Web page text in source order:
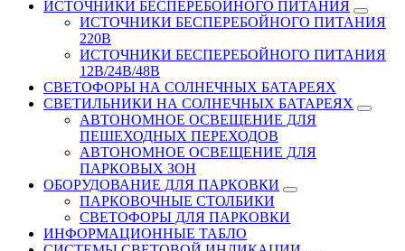
ИСТОЧНИКИ БЕСПЕРЕБОЙНОГО ПИТАНИЯ
ИСТОЧНИКИ БЕСПЕРЕБОЙНОГО ПИТАНИЯ
220В
ИСТОЧНИКИ БЕСПЕРЕБОЙНОГО ПИТАНИЯ
12В/24В/48В
СВЕТОФОРЫ НА СОЛНЕЧНЫХ БАТАРЕЯХ
СВЕТИЛЬНИКИ НА СОЛНЕЧНЫХ БАТАРЕЯХ
АВТОНОМНОЕ ОСВЕЩЕНИЕ ДЛЯ
ПЕШЕХОДНЫХ ПЕРЕХОДОВ
АВТОНОМНОЕ ОСВЕЩЕНИЕ ДЛЯ
ПАРКОВЫХ ЗОН
ОБОРУДОВАНИЕ ДЛЯ ПАРКОВКИ
ПАРКОВОЧНЫЕ СТОЛБИКИ
СВЕТОФОРЫ ДЛЯ ПАРКОВКИ
ИНФОРМАЦИОННЫЕ ТАБЛО